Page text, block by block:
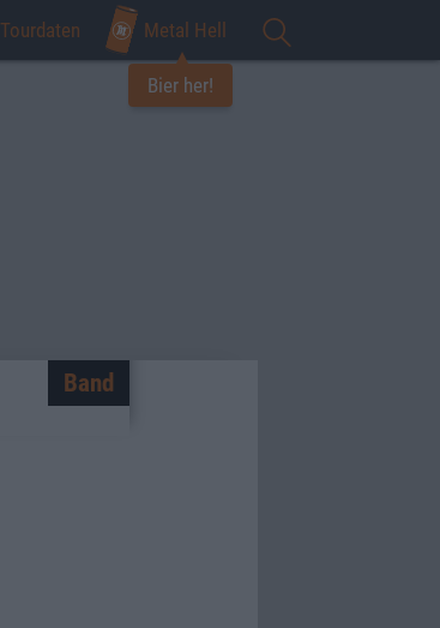
Tourdaten Metal Hell
Bier her!
Band